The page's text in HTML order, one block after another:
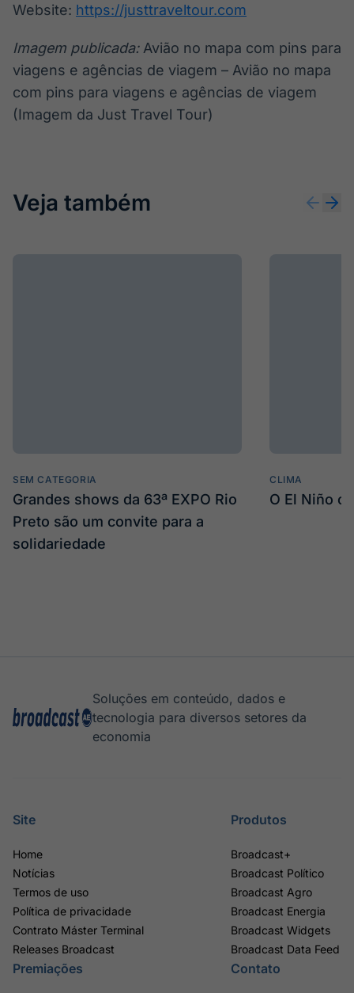
Website: https://justtraveltour.com
Imagem publicada:Avião no mapa com pins para
viagens e agências de viagem – Avião no mapa
com pins para viagens e agências de viagem
(Imagem da Just Travel Tour)
Veja também
SEM CATEGORIA
Grandes shows da 63ª EXPO Rio
Preto são um convite para a
solidariedade
CLIMA
O El Niño
Soluções em conteúdo, dados e
tecnologia para diversos setores da
economia
Site
Home
Notícias
Termos de uso
Política de privacidade
Contrato Máster Terminal
Releases Broadcast
Produtos
Broadcast+
Broadcast Político
Broadcast Agro
Broadcast Energia
Broadcast Widgets
Broadcast Data Feed
Premiações Contato